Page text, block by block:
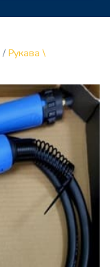
/ Рукава \